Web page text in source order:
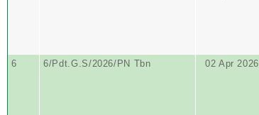
6 6/Pdt.G.S/2026/PN Tbn 02 Apr 2026